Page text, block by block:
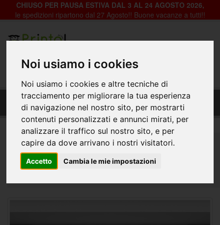
Noi usiamo i cookies
Noi usiamo i cookies e altre tecniche di
tracciamento per migliorare la tua esperienza
di navigazione nel nostro sito, per mostrarti
contenuti personalizzati e annunci mirati, per
analizzare il traffico sul nostro sito, e per
capire da dove arrivano i nostri visitatori.
Accetto Cambia le mie impostazioni
CHIUSO PER PAUSA ESTIVA DAL 3 AL 24 AGOSTO 2026,
le spedizioni ripartono dal 27 Agosto!! Buone vacanze a tutti!!
Fondale Decorativo in pvc per vetrine negozi -
Ast-024_l'universo col astronauta
Home
Decorazioni per Vetrine, Negozi e Abitazioni
Fondali Vetrine
Fondale Decorativo in pvc per vetrine negozi - Ast-